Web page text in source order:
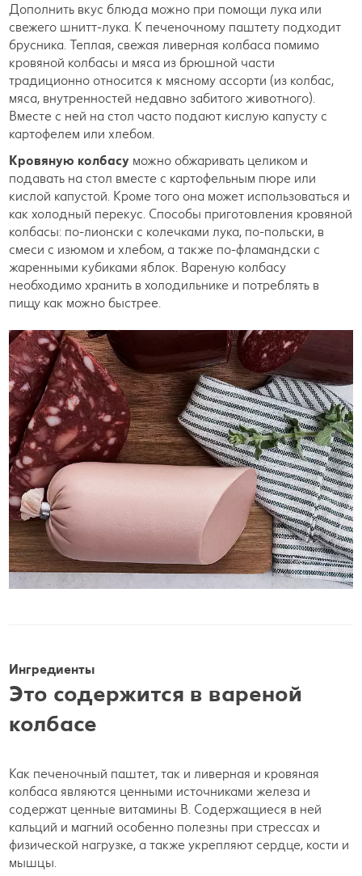
Дополнить вкус блюда можно при помощи лука или
свежего шнитт-лука. К печеночному паштету подходит
брусника. Теплая, свежая ливерная колбаса помимо
кровяной колбасы и мяса из брюшной части
традиционно относится к мясному ассорти (из колбас,
мяса, внутренностей недавно забитого животного).
Вместе с ней на стол часто подают кислую капусту с
картофелем или хлебом.
Кровяную колбасу можно обжаривать целиком и
подавать на стол вместе с картофельным пюре или
кислой капустой. Кроме того она может использоваться и
как холодный перекус. Способы приготовления кровяной
колбасы: по-лионски с колечками лука, по-польски, в
смеси с изюмом и хлебом, а также по-фламандски с
жаренными кубиками яблок. Вареную колбасу
необходимо хранить в холодильнике и потреблять в
пищу как можно быстрее.
Ингредиенты
Это содержится в вареной
колбасе
Как печеночный паштет, так и ливерная и кровяная
колбаса являются ценными источниками железа и
содержат ценные витамины B. Содержащиеся в ней
кальций и магний особенно полезны при стрессах и
физической нагрузке, а также укрепляют сердце, кости и
мышцы.